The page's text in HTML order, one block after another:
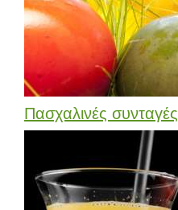
Πασχαλινές συνταγές